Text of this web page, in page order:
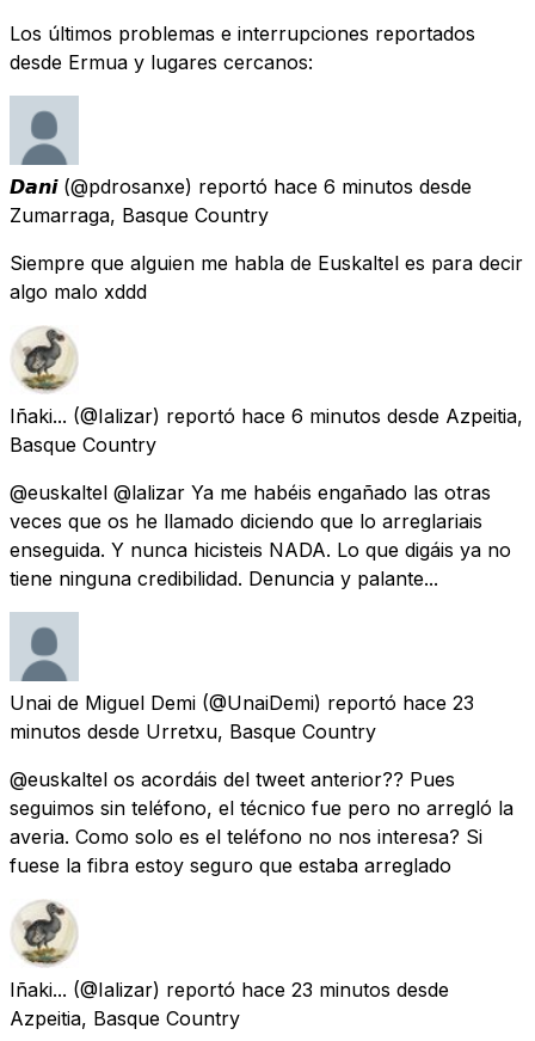
Los últimos problemas e interrupciones reportados
desde Ermua y lugares cercanos:
𝘿𝙖𝙣𝙞 (@pdrosanxe) reportó hace 6 minutos desde
Zumarraga, Basque Country
Siempre que alguien me habla de Euskaltel es para decir
algo malo xddd
Iñaki... (@Ializar) reportó hace 6 minutos desde Azpeitia,
Basque Country
@euskaltel @lalizar Ya me habéis engañado las otras
veces que os he llamado diciendo que lo arreglariais
enseguida. Y nunca hicisteis NADA. Lo que digáis ya no
tiene ninguna credibilidad. Denuncia y palante...
Unai de Miguel Demi (@UnaiDemi) reportó hace 23
minutos desde Urretxu, Basque Country
@euskaltel os acordáis del tweet anterior?? Pues
seguimos sin teléfono, el técnico fue pero no arregló la
averia. Como solo es el teléfono no nos interesa? Si
fuese la fibra estoy seguro que estaba arreglado
Iñaki... (@Ializar) reportó hace 23 minutos desde
Azpeitia, Basque Country